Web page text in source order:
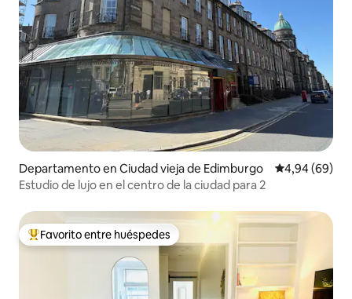
Departamento en Ciudad vieja de Edimburgo Calificación
4,94 (69)
Estudio de lujo en el centro de la ciudad para 2
Favorito entre los huéspedes más destacados
Favorito entre huéspedes